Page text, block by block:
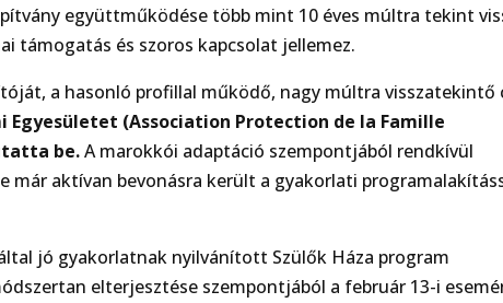
együttműködése több mint 10 éves múltra tekint
támogatás és szoros kapcsolat jellemez.
a hasonló profillal működő, nagy múltra visszatekintő
Egyesületet (Association Protection de la Famille
be.A marokkói adaptáció szempontjából rendkívül
már aktívan bevonásra került a gyakorlati
jó gyakorlatnak nyilvánított Szülők Háza program
elterjesztése szempontjából a február 13-i